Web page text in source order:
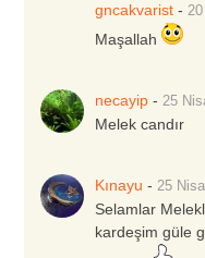
gncakvarist -
Maşallah
necayip - 25
Melek candır
Kınayu - 25
Selamlar
kardeşim güle